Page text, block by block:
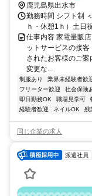
鹿児島県出水市
勤務時間 シフト制
ｈ・休憩1ｈ）土日
仕事内容 家電量販
ットサービスの接
されたお客様のご
変更な...
制服あり 業界未経験者歓
フリーター歓迎
社会保険
即日勤務OK
職場見学可
経験者歓迎
ネイルOK 残
同じ企業の求人
派遣社員